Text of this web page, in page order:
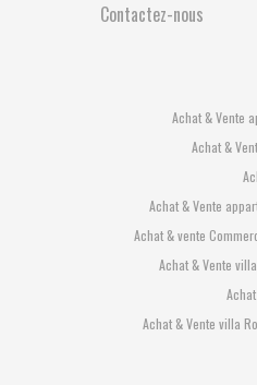
Contactez-nous
Achat & Vente
Achat &
Achat & Vente
Achat & vente
Achat & Vente
Achat & Vente villa